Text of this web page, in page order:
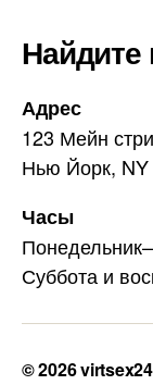
Найдите
Адрес
123 Мейн
Нью Йорк, NY
Часы
Суббота и
© 2026